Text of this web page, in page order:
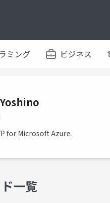
ミング ビジネス
for Microsoft Azure.
一覧